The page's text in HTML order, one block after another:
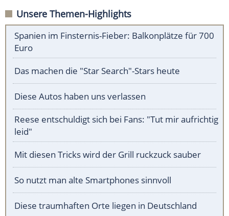
Unsere Themen-Highlights
Spanien im Finsternis-Fieber: Balkonplätze für 700
Euro
Das machen die "Star Search"-Stars heute
Diese Autos haben uns verlassen
Reese entschuldigt sich bei Fans: "Tut mir aufrichtig
leid"
Mit diesen Tricks wird der Grill ruckzuck sauber
So nutzt man alte Smartphones sinnvoll
Diese traumhaften Orte liegen in Deutschland